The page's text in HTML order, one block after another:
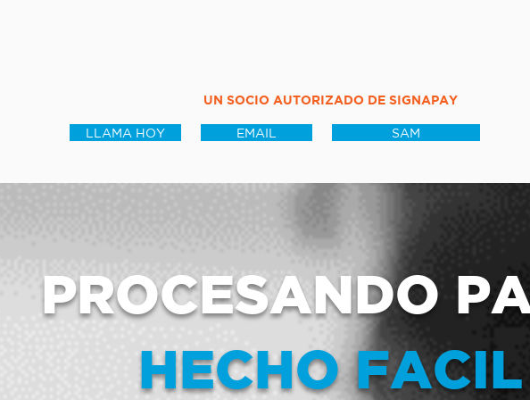
UN SOCIO AUTORIZADO DE SIGNAPAY
LLAMA HOY EMAIL SAM
PROCESANDO
HECHO FACIL